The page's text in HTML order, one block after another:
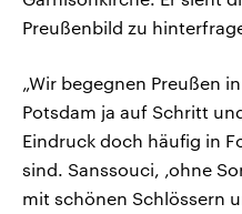
Preußenbild zu
„Wir begegnen Preußen
Potsdam ja auf Schritt
Eindruck doch häufig in
sind. Sanssouci, ‚ohne
mit schönen Schlössern